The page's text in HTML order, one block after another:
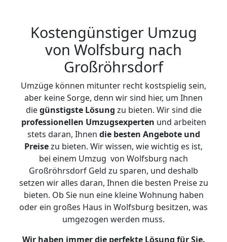
Kostengünstiger Umzug
von Wolfsburg nach
Großröhrsdorf
Umzüge können mitunter recht kostspielig sein,
aber keine Sorge, denn wir sind hier, um Ihnen
diegünstigste Lösung zu bieten. Wir sind die
professionellen Umzugsexperten und arbeiten
stets daran, Ihnen die besten Angebote und
Preisezu bieten. Wir wissen, wie wichtig es ist,
bei einem Umzug von Wolfsburg nach
Großröhrsdorf Geld zu sparen, und deshalb
setzen wir alles daran, Ihnen die besten Preise zu
bieten. Ob Sie nun eine kleine Wohnung haben
oder ein großes Haus in Wolfsburg besitzen, was
umgezogen werden muss.
Wir haben immer die perfekte Lösung für Sie.